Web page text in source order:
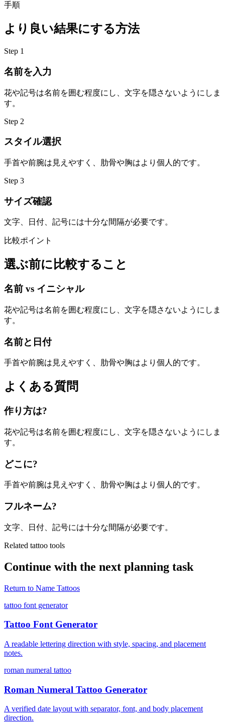
手順
より良い結果にする方法
Step 1
名前を入力
花や記号は名前を囲む程度にし、文字を隠さないようにしま
す。
Step 2
スタイル選択
手首や前腕は見えやすく、肋骨や胸はより個人的です。
Step 3
サイズ確認
文字、日付、記号には十分な間隔が必要です。
比較ポイント
選ぶ前に比較すること
名前 vs イニシャル
花や記号は名前を囲む程度にし、文字を隠さないようにしま
す。
名前と日付
手首や前腕は見えやすく、肋骨や胸はより個人的です。
よくある質問
作り方は?
花や記号は名前を囲む程度にし、文字を隠さないようにしま
す。
どこに?
手首や前腕は見えやすく、肋骨や胸はより個人的です。
フルネーム?
文字、日付、記号には十分な間隔が必要です。
Related tattoo tools
Continue with the next planning task
Return to Name Tattoos
tattoo font generator
Tattoo Font Generator
A readable lettering direction with style, spacing, and placement
notes.
roman numeral tattoo
Roman Numeral Tattoo Generator
A verified date layout with separator, font, and body placement
direction.